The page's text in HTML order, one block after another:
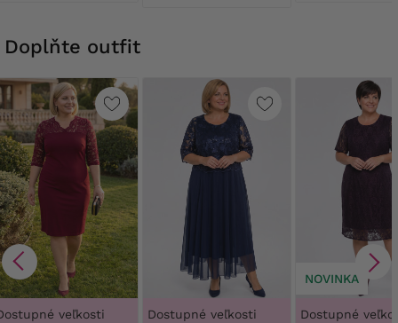
Doplňte outfit
veľkosti Dostupné veľkosti
NOVINKA
Dostupné